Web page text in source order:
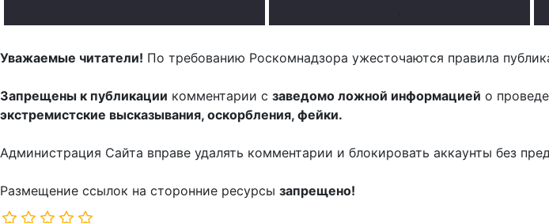
Уважаемые читатели! По требованию Роскомнадзора ужесточаются правила
Запрещены к публикации комментарии с заведомо ложной информацией о
экстремистские высказывания, оскорбления, фейки.
Администрация Сайта вправе удалять комментарии и блокировать аккаунты без
Размещение ссылок на сторонние ресурсы запрещено!